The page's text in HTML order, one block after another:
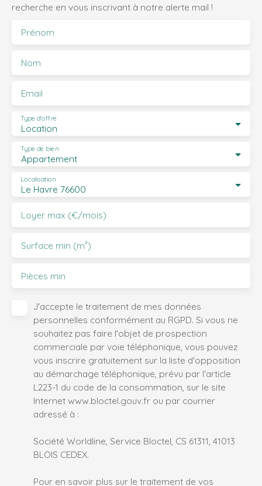
recherche en vous inscrivant à notre alerte mail !
Prénom
Nom
Email
Location
Type d'offre
Appartement
Type de bien
Le Havre 76600
Localisation
Loyer max (€/mois)
Surface min (m²)
Pièces min
J'accepte le traitement de mes données
personnelles conformément au RGPD. Si vous ne
souhaitez pas faire l'objet de prospection
commerciale par voie téléphonique, vous pouvez
vous inscrire gratuitement sur la liste d'opposition
au démarchage téléphonique, prévu par l'article
L223-1 du code de la consommation, sur le site
Internet www.bloctel.gouv.fr ou par courrier
adressé à :
Société Worldline, Service Bloctel, CS 61311, 41013
BLOIS CEDEX.
Pour en savoir plus sur le traitement de vos